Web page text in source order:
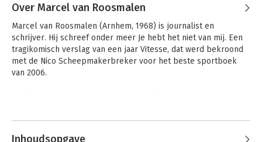
Over Marcel van Roosmalen
Marcel van Roosmalen (Arnhem, 1968) is journalist en
schrijver. Hij schreef onder meer Je hebt het niet van mij. Een
tragikomisch verslag van een jaar Vitesse, dat werd bekroond
met de Nico Scheepmakerbreker voor het beste sportboek
van 2006.
Vitesse-verhalen gebundeld in 'Schijt', waarvan meer dan
Andere boeken door Marcel van
Roosmalen
Inhoudsopgave